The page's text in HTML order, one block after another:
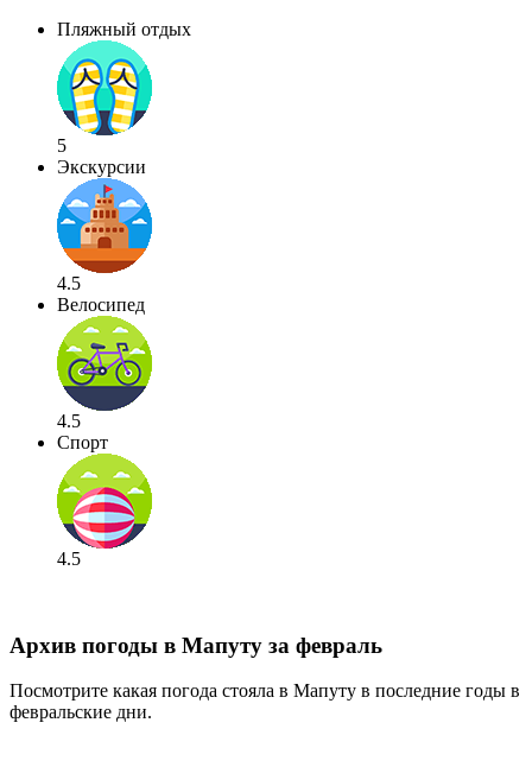
Пляжный отдых
5
Экскурсии
4.5
Велосипед
4.5
Спорт
4.5
Архив погоды в Мапуту за февраль
Посмотрите какая погода стояла в Мапуту в последние годы в
февральские дни.